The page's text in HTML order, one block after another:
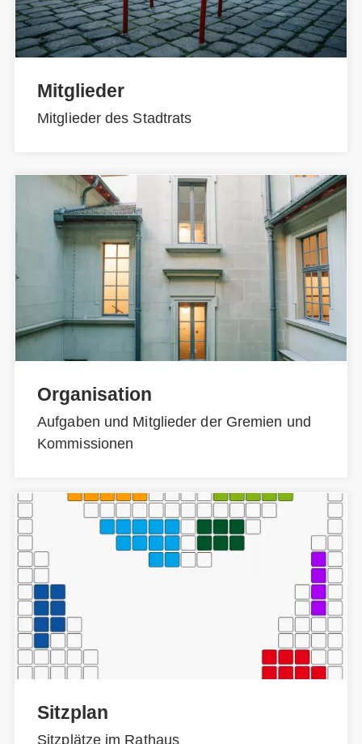
Mitglieder
Mitglieder des Stadtrats
Organisation
Aufgaben und Mitglieder der Gremien und
Kommissionen
Sitzplan
Sitzplätze im Rathaus